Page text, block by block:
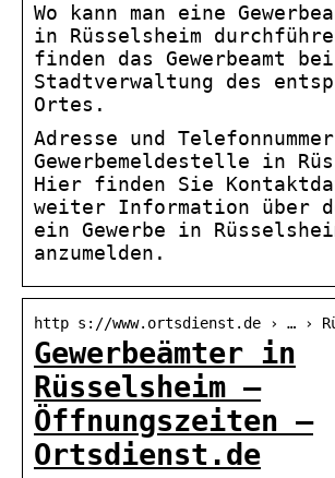
Wo kann man eine
in Rüsselsheim
finden das Gewerbeamt
Stadtverwaltung des
Ortes.
Adresse und
Gewerbemeldestelle in
Hier finden Sie
weiter Information über
ein Gewerbe in
anzumelden.
http s://www.ortsdienst.de › … ›
Gewerbeämter in
Rüsselsheim –
Öffnungszeiten –
Ortsdienst.de